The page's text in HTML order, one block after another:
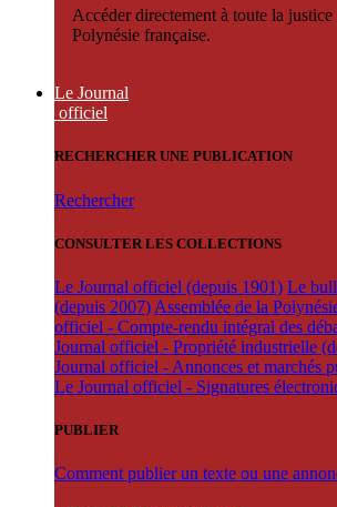
Accéder directement à toute la
Polynésie française.
Le Journal
officiel
RECHERCHER UNE PUBLICATION
Rechercher
CONSULTER LES COLLECTIONS
Le Journal officiel (depuis 1901) Le
(depuis 2007) Assemblée de la
officiel - Compte-rendu intégral des
Journal officiel - Propriété industrielle
Journal officiel - Annonces et marchés
Le Journal officiel - Signatures
PUBLIER
Comment publier un texte ou une